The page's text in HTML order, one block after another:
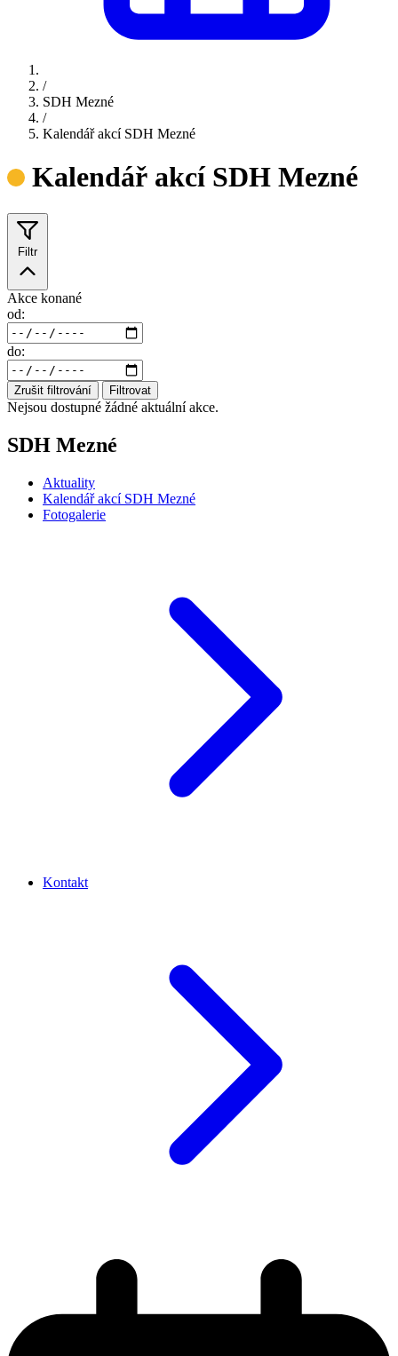
/
SDH Mezné
/
Kalendář akcí SDH Mezné
Kalendář akcí SDH Mezné
Filtr
Akce konané
od:
do:
Zrušit filtrování Filtrovat
Nejsou dostupné žádné aktuální akce.
SDH Mezné
Aktuality
Kalendář akcí SDH Mezné
Fotogalerie
Kontakt